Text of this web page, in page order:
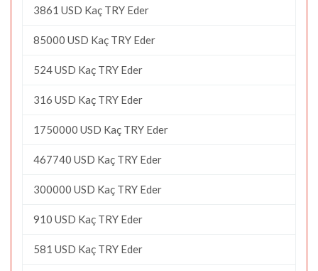
3861 USD Kaç TRY Eder
85000 USD Kaç TRY Eder
524 USD Kaç TRY Eder
316 USD Kaç TRY Eder
1750000 USD Kaç TRY Eder
467740 USD Kaç TRY Eder
300000 USD Kaç TRY Eder
910 USD Kaç TRY Eder
581 USD Kaç TRY Eder